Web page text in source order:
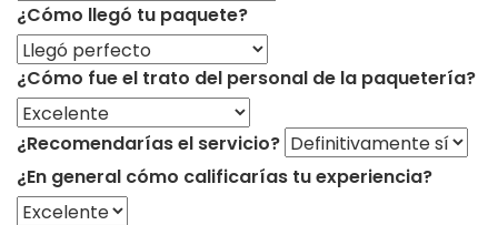
¿Cómo llegó tu paquete?
¿Cómo fue el trato del personal de la paquetería?
¿Recomendarías el servicio?
¿En general cómo calificarías tu experiencia?